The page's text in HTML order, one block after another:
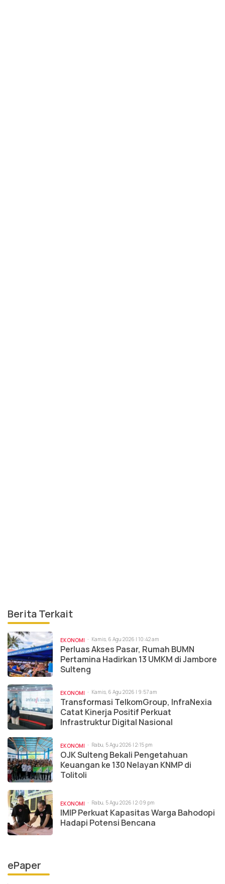
Berita Terkait
EKONOMI Kamis, 6 Agu 2026 | 10:42 am
Perluas Akses Pasar, Rumah BUMN
Pertamina Hadirkan 13 UMKM di Jambore
Sulteng
EKONOMI Kamis, 6 Agu 2026 | 9:57 am
Transformasi TelkomGroup, InfraNexia
Catat Kinerja Positif Perkuat
Infrastruktur Digital Nasional
EKONOMI Rabu, 5 Agu 2026 | 2:15 pm
OJK Sulteng Bekali Pengetahuan
Keuangan ke 130 Nelayan KNMP di
Tolitoli
EKONOMI Rabu, 5 Agu 2026 | 2:09 pm
IMIP Perkuat Kapasitas Warga Bahodopi
Hadapi Potensi Bencana
ePaper